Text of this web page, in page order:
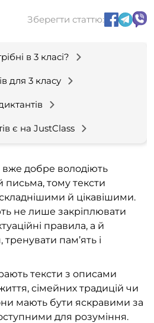
Зберегти статтю:
в 3 класі?
для 3 класу
є на JustClass
вже добре володіють
тому тексти
й цікавішими.
не лише закріплювати
правила, а й
пам’ять і
тексти з описами
сімейних традицій чи
мають бути яскравими за
для розуміння.